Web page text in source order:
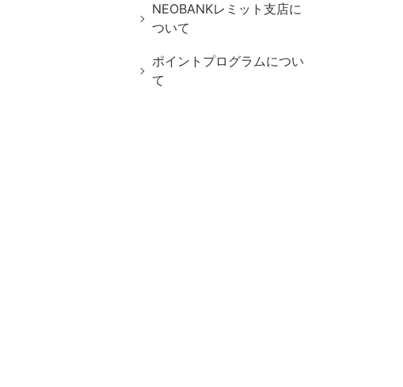
NEOBANKレミット支店に
ついて
ポイントプログラムについ
て